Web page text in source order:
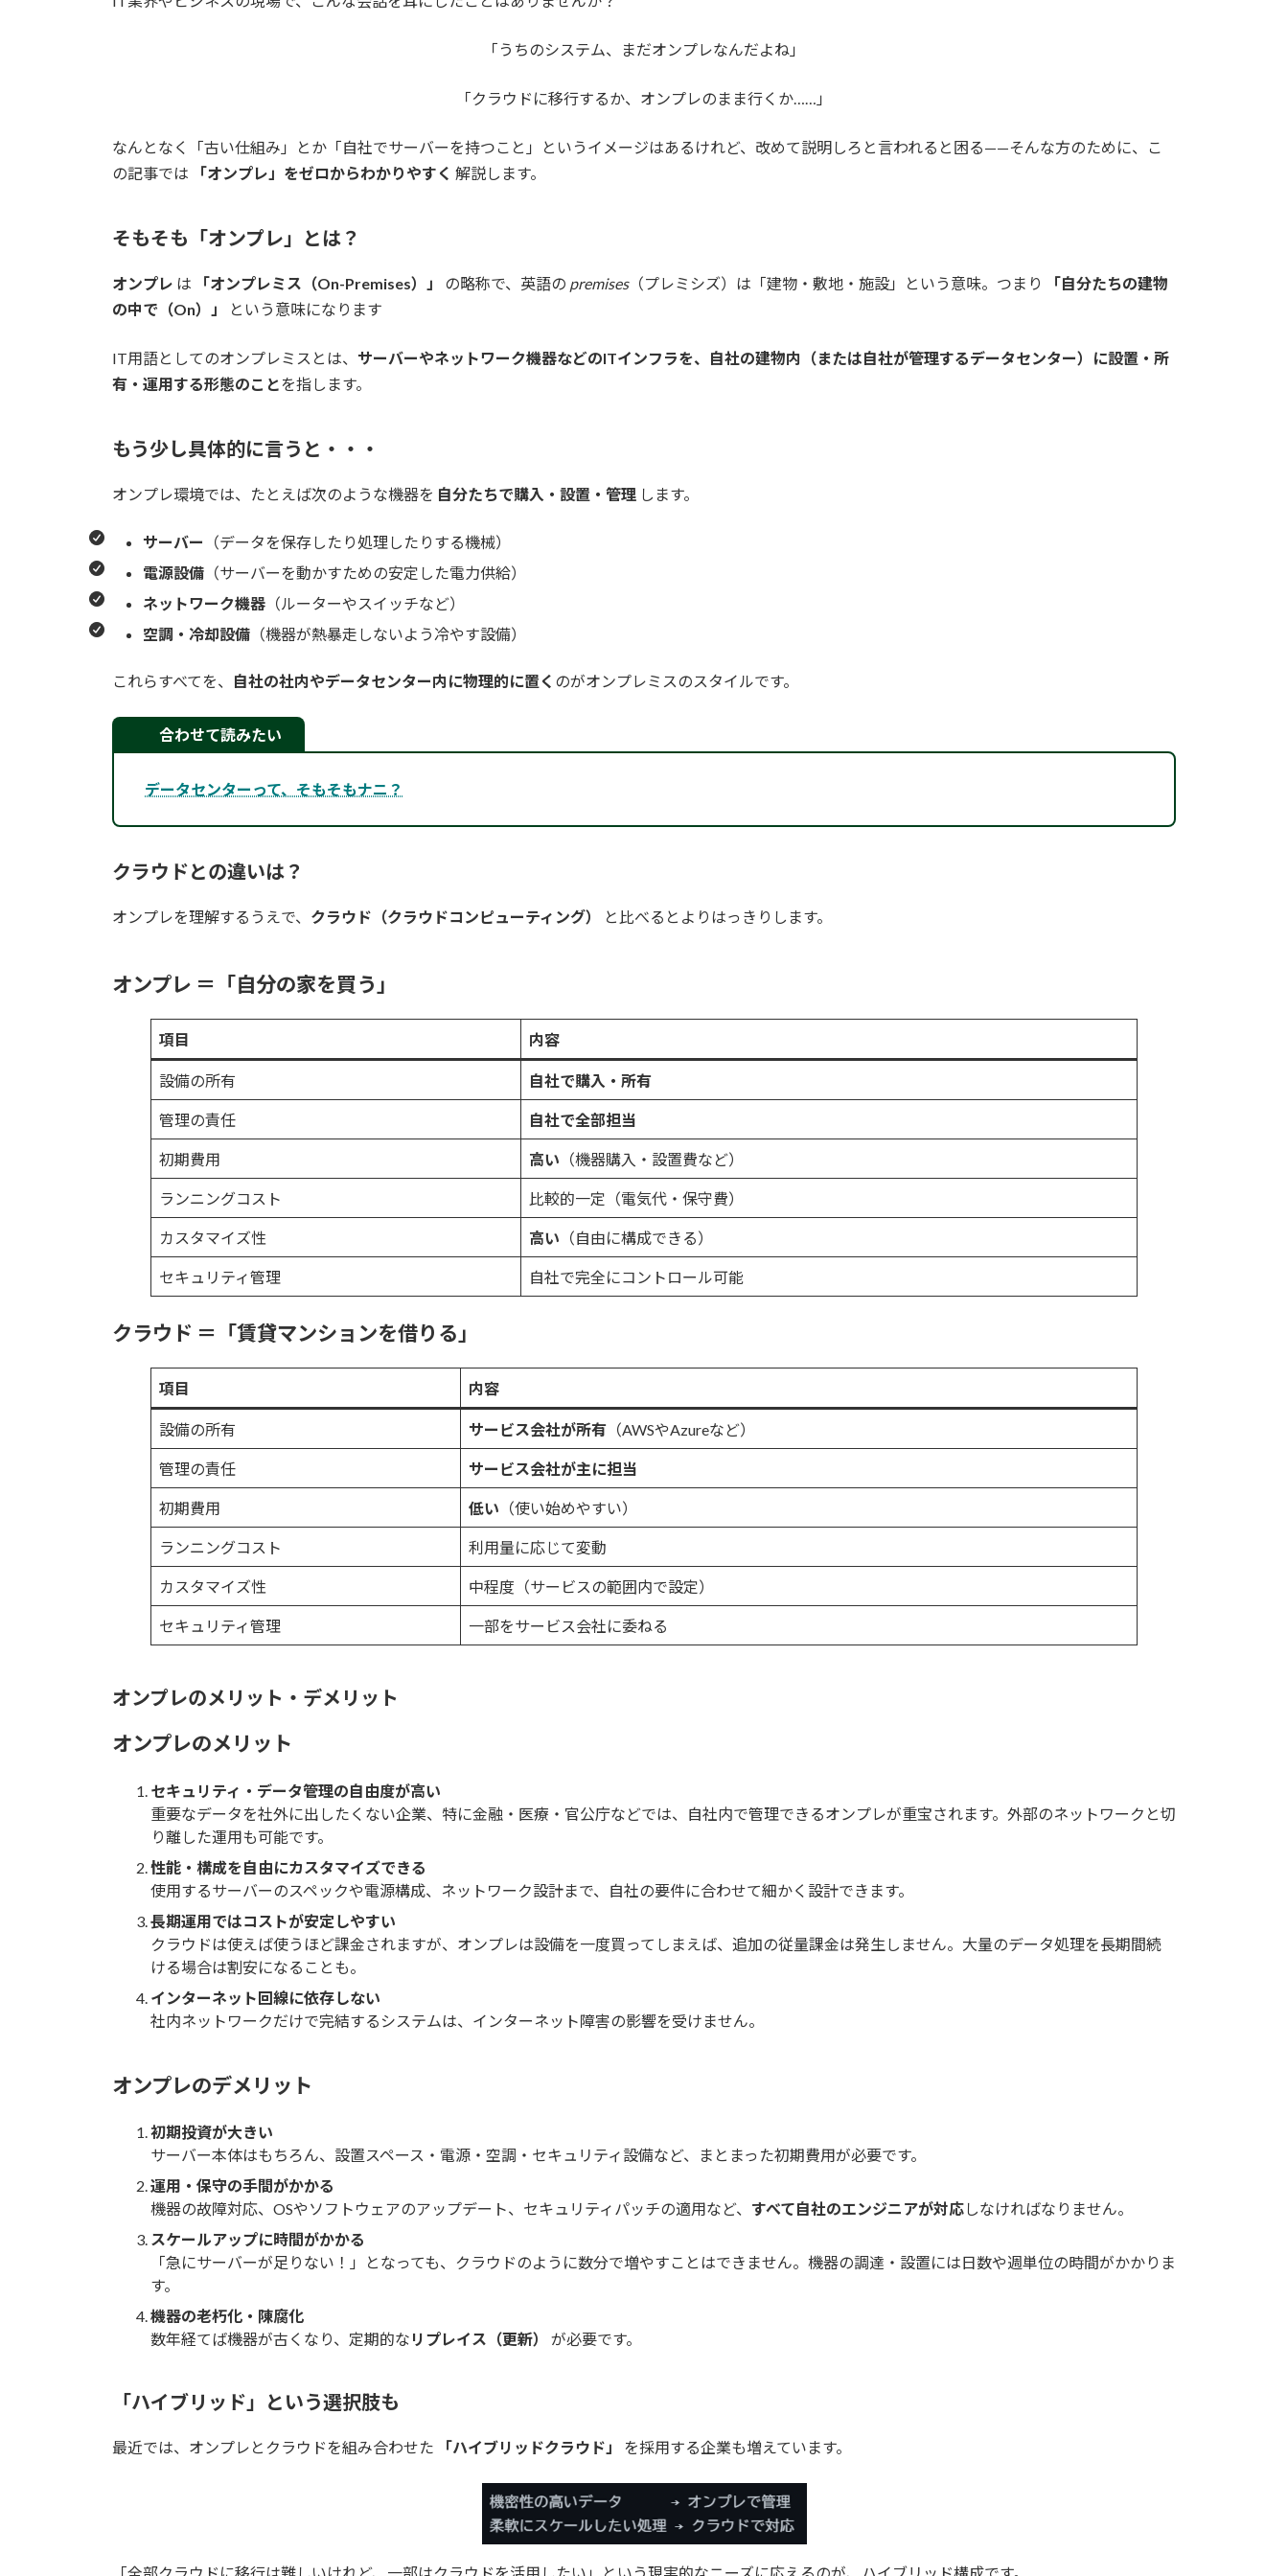
「うちのシステム、まだオンプレなんだよね」
「クラウドに移行するか、オンプレのまま行くか……」
なんとなく「古い仕組み」とか「自社でサーバーを持つこと」というイメージはあるけれど、改めて説明しろと言われると困る——そんな方のために、こ
の記事では
「オンプレ」をゼロからわかりやすく 解説します。
そもそも「オンプレ」とは？
オンプレ は 「オンプレミス（On-Premises）」 の略称で、英語の premises（プレミシズ）は「建物・敷地・施設」という意味。つまり
「自分たちの建物
の中で（On）」
という意味になります
IT用語としてのオンプレミスとは、 サーバーやネットワーク機器などのITインフラを、自社の建物内（または自社が管理するデータセンター）に設置・所
有・運用する形態のことを指します。
もう少し具体的に言うと・・・
オンプレ環境では、たとえば次のような機器を 自分たちで購入・設置・管理 します。
サーバー
（データを保存したり処理したりする機械）
電源設備 （サーバーを動かすための安定した電力供給）
ネットワーク機器 （ルーターやスイッチなど）
空調・冷却設備 （機器が熱暴走しないよう冷やす設備）
これらすべてを、 自社の社内やデータセンター内に物理的に置く のがオンプレミスのスタイルです。
合わせて読みたい
データセンターって、そもそもナニ？
クラウドとの違いは？
オンプレを理解するうえで、 クラウド（クラウドコンピューティング） と比べるとよりはっきりします。
オンプレ ＝「自分の家を買う」
項目 内容
設備の所有 自社で購入・所有
管理の責任 自社で全部担当
初期費用 高い （機器購入・設置費など）
ランニングコスト 比較的一定（電気代・保守費）
カスタマイズ性 高い （自由に構成できる）
セキュリティ管理 自社で完全にコントロール可能
クラウド ＝「賃貸マンションを借りる」
項目 内容
設備の所有 サービス会社が所有 （AWSやAzureなど）
管理の責任 サービス会社が主に担当
初期費用 低い （使い始めやすい）
ランニングコスト 利用量に応じて変動
カスタマイズ性 中程度（サービスの範囲内で設定）
セキュリティ管理 一部をサービス会社に委ねる
オンプレのメリット・デメリット
オンプレのメリット
セキュリティ・データ管理の自由度が高い
重要なデータを社外に出したくない企業、特に金融・医療・官公庁などでは、自社内で管理できるオンプレが重宝されます。外部のネットワークと切
り離した運用も可能です。
性能・構成を自由にカスタマイズできる
使用するサーバーのスペックや電源構成、ネットワーク設計まで、自社の要件に合わせて細かく設計できます。
長期運用ではコストが安定しやすい
クラウドは使えば使うほど課金されますが、オンプレは設備を一度買ってしまえば、追加の従量課金は発生しません。大量のデータ処理を長期間続
ける場合は割安になることも。
インターネット回線に依存しない
社内ネットワークだけで完結するシステムは、インターネット障害の影響を受けません。
オンプレのデメリット
初期投資が大きい
サーバー本体はもちろん、設置スペース・電源・空調・セキュリティ設備など、まとまった初期費用が必要です。
運用・保守の手間がかかる
機器の故障対応、OSやソフトウェアのアップデート、セキュリティパッチの適用など、 すべて自社のエンジニアが対応しなければなりません。
スケールアップに時間がかかる
「急にサーバーが足りない！」となっても、クラウドのように数分で増やすことはできません。機器の調達・設置には日数や週単位の時間がかかりま
す。
機器の老朽化・陳腐化
数年経てば機器が古くなり、定期的な リプレイス（更新） が必要です。
「ハイブリッド」という選択肢も
最近では、オンプレとクラウドを組み合わせた 「ハイブリッドクラウド」 を採用する企業も増えています。